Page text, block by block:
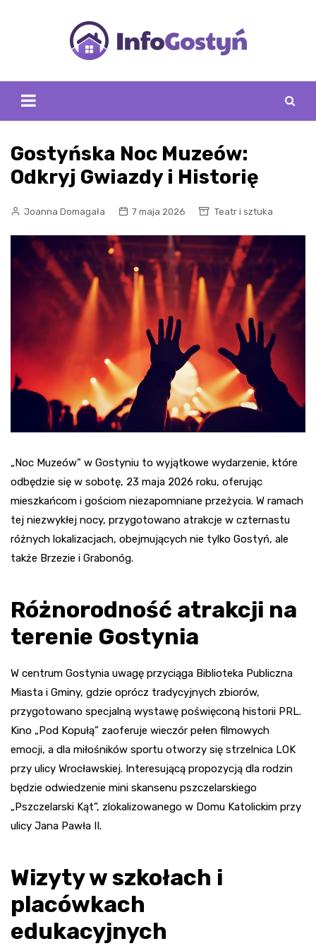
Gostyńska Noc Muzeów:
Odkryj Gwiazdy i Historię
Joanna Domagała 7 maja 2026 Teatr i sztuka
„Noc Muzeów” w Gostyniu to wyjątkowe wydarzenie, które
odbędzie się w sobotę, 23 maja 2026 roku, oferując
mieszkańcom i gościom niezapomniane przeżycia. W ramach
tej niezwykłej nocy, przygotowano atrakcje w czternastu
różnych lokalizacjach, obejmujących nie tylko Gostyń, ale
także Brzezie i Grabonóg.
Różnorodność atrakcji na
terenie Gostynia
W centrum Gostynia uwagę przyciąga Biblioteka Publiczna
Miasta i Gminy, gdzie oprócz tradycyjnych zbiorów,
przygotowano specjalną wystawę poświęconą historii PRL.
Kino „Pod Kopułą” zaoferuje wieczór pełen filmowych
emocji, a dla miłośników sportu otworzy się strzelnica LOK
przy ulicy Wrocławskiej. Interesującą propozycją dla rodzin
będzie odwiedzenie mini skansenu pszczelarskiego
„Pszczelarski Kąt”, zlokalizowanego w Domu Katolickim przy
ulicy Jana Pawła II.
Wizyty w szkołach i
placówkach
edukacyjnych